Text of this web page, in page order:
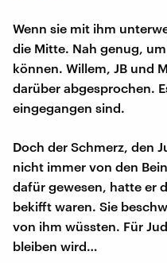
Wenn sie mit ihm
die Mitte. Nah genug,
können. Willem, JB und
darüber abgesprochen.
eingegangen sind.
Doch der Schmerz, den
nicht immer von den
dafür gewesen, hatte er
bekifft waren. Sie
von ihm wüssten. Für
bleiben wird…